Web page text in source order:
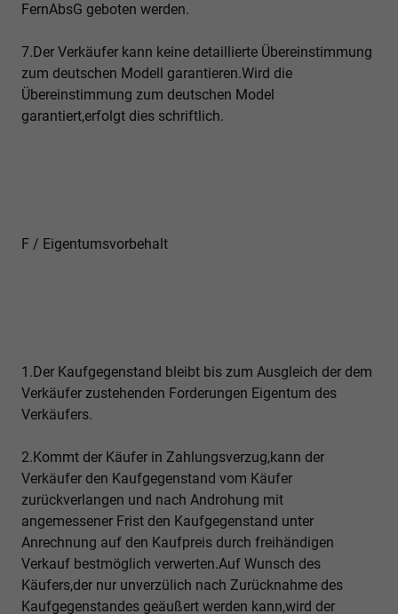
FernAbsG geboten werden.
7.Der Verkäufer kann keine detaillierte Übereinstimmung
zum deutschen Modell garantieren.Wird die
Übereinstimmung zum deutschen Model
garantiert,erfolgt dies schriftlich.
F / Eigentumsvorbehalt
1.Der Kaufgegenstand bleibt bis zum Ausgleich der dem
Verkäufer zustehenden Forderungen Eigentum des
Verkäufers.
2.Kommt der Käufer in Zahlungsverzug,kann der
Verkäufer den Kaufgegenstand vom Käufer
zurückverlangen und nach Androhung mit
angemessener Frist den Kaufgegenstand unter
Anrechnung auf den Kaufpreis durch freihändigen
Verkauf bestmöglich verwerten.Auf Wunsch des
Käufers,der nur unverzülich nach Zurücknahme des
Kaufgegenstandes geäußert werden kann,wird der